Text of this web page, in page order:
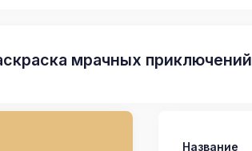
мрачных приключений
Название